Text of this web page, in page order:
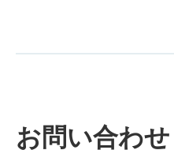
お問い合わせ